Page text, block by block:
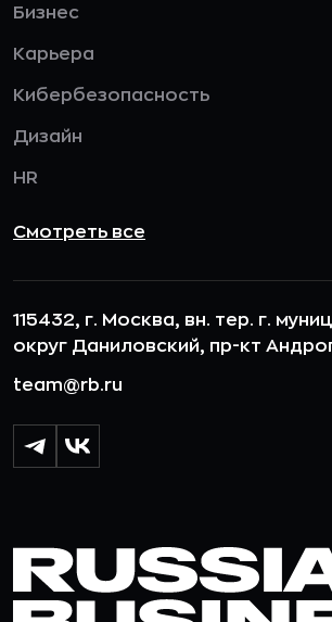
Бизнес
Карьера
Кибербезопасность
Дизайн
HR
Смотреть все
115432, г. Москва, вн. тер. г.
округ Даниловский, пр-кт
team@rb.ru